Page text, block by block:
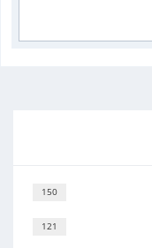
150
121